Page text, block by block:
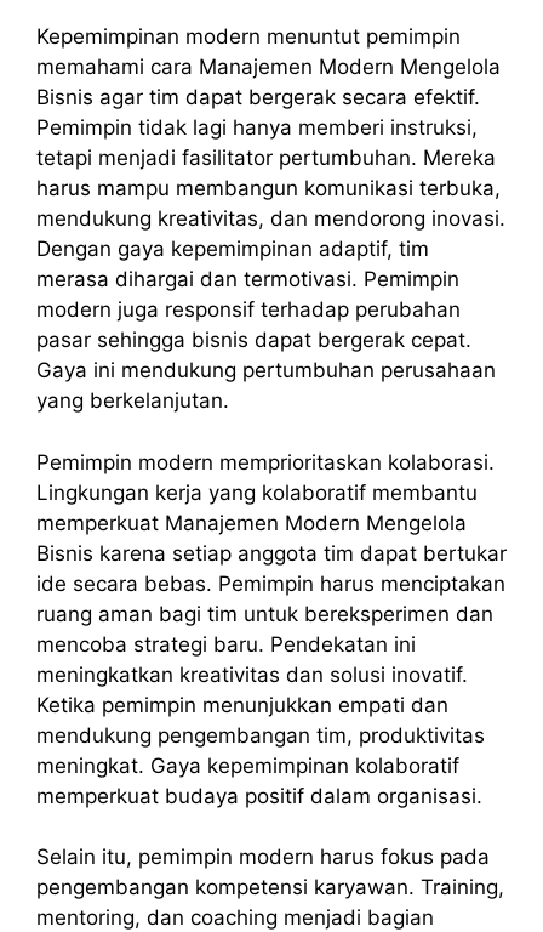
Kepemimpinan modern menuntut pemimpin
memahami cara Manajemen Modern Mengelola
Bisnis agar tim dapat bergerak secara efektif.
Pemimpin tidak lagi hanya memberi instruksi,
tetapi menjadi fasilitator pertumbuhan. Mereka
harus mampu membangun komunikasi terbuka,
mendukung kreativitas, dan mendorong inovasi.
Dengan gaya kepemimpinan adaptif, tim
merasa dihargai dan termotivasi. Pemimpin
modern juga responsif terhadap perubahan
pasar sehingga bisnis dapat bergerak cepat.
Gaya ini mendukung pertumbuhan perusahaan
yang berkelanjutan.
Pemimpin modern memprioritaskan kolaborasi.
Lingkungan kerja yang kolaboratif membantu
memperkuat Manajemen Modern Mengelola
Bisnis karena setiap anggota tim dapat bertukar
ide secara bebas. Pemimpin harus menciptakan
ruang aman bagi tim untuk bereksperimen dan
mencoba strategi baru. Pendekatan ini
meningkatkan kreativitas dan solusi inovatif.
Ketika pemimpin menunjukkan empati dan
mendukung pengembangan tim, produktivitas
meningkat. Gaya kepemimpinan kolaboratif
memperkuat budaya positif dalam organisasi.
Selain itu, pemimpin modern harus fokus pada
pengembangan kompetensi karyawan. Training,
mentoring, dan coaching menjadi bagian